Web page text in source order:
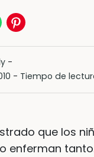
-
- Tiempo de
que los
enferman tanto.